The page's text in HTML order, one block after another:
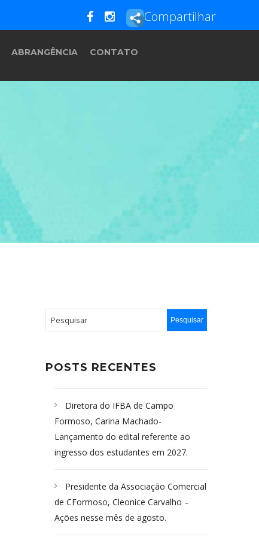
Compartilhar
ABRANGÊNCIA CONTATO
POSTS RECENTES
Diretora do IFBA de Campo
Formoso, Carina Machado-
Lançamento do edital referente ao
ingresso dos estudantes em 2027.
Presidente da Associação Comercial
de CFormoso, Cleonice Carvalho –
Ações nesse mês de agosto.